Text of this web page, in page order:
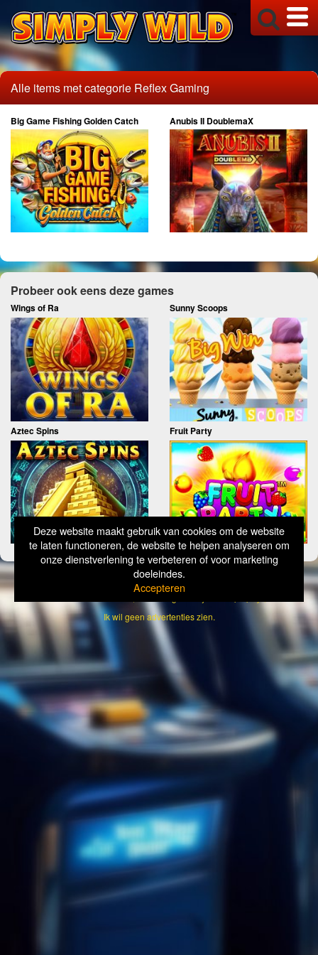
Deze website maakt gebruik van cookies om de website
te laten functioneren, de website te helpen analyseren om
onze dienstverlening te verbeteren of voor marketing
doeleindes.
Accepteren
Alle items met categorie Reflex Gaming
Big Game Fishing Golden Catch Anubis II DoublemaX
Probeer ook eens deze games
Wings of Ra Sunny Scoops
Aztec Spins Fruit Party
CopyrightSimply Wild 2026
Verantwoord Gokken Info, Wat kost gokken jou? Stop op tijd, 18+
Ik wil geen advertenties zien.